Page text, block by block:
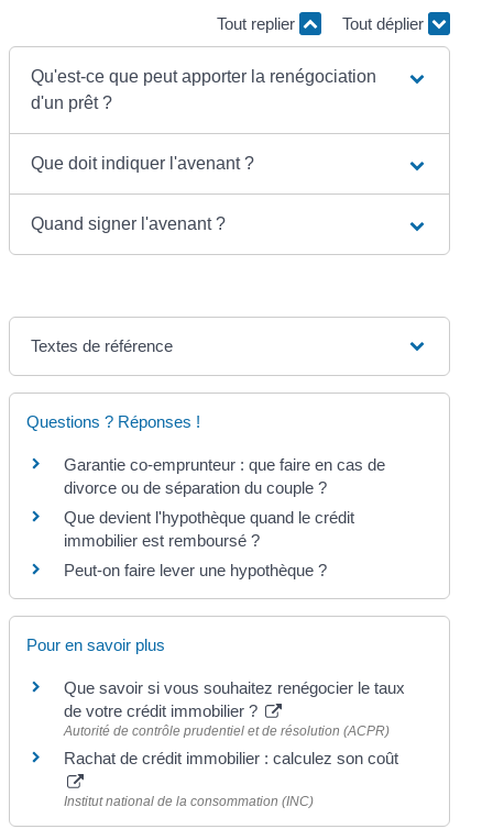
Tout replier Tout déplier
Qu'est-ce que peut apporter la renégociation
d'un prêt ?
Que doit indiquer l'avenant ?
Quand signer l'avenant ?
Textes de référence
Questions ? Réponses !
Garantie co-emprunteur : que faire en cas de
divorce ou de séparation du couple ?
Que devient l'hypothèque quand le crédit
immobilier est remboursé ?
Peut-on faire lever une hypothèque ?
Pour en savoir plus
Que savoir si vous souhaitez renégocier le taux
de votre crédit immobilier ?
Autorité de contrôle prudentiel et de résolution (ACPR)
Rachat de crédit immobilier : calculez son coût
Institut national de la consommation (INC)